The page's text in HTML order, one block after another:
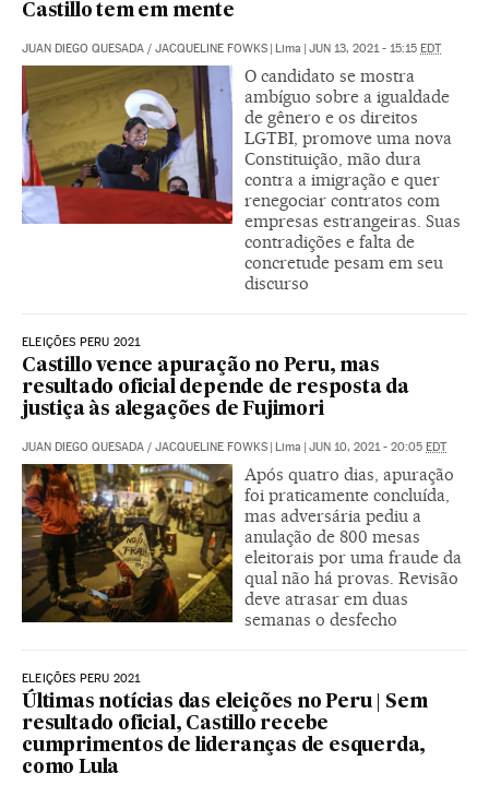
Castillo tem em mente
JUAN DIEGO QUESADA / JACQUELINE FOWKS | Lima | JUN 13, 2021 - 15:15 EDT
O candidato se mostra
ambíguo sobre a igualdade
de gênero e os direitos
LGTBI, promove uma nova
Constituição, mão dura
contra a imigração e quer
renegociar contratos com
empresas estrangeiras. Suas
contradições e falta de
concretude pesam em seu
discurso
ELEIÇÕES PERU 2021
Castillo vence apuração no Peru, mas
resultado oficial depende de resposta da
justiça às alegações de Fujimori
JUAN DIEGO QUESADA / JACQUELINE FOWKS | Lima | JUN 10, 2021 - 20:05 EDT
Após quatro dias, apuração
foi praticamente concluída,
mas adversária pediu a
anulação de 800 mesas
eleitorais por uma fraude da
qual não há provas. Revisão
deve atrasar em duas
semanas o desfecho
ELEIÇÕES PERU 2021
Últimas notícias das eleições no Peru | Sem
resultado oficial, Castillo recebe
cumprimentos de lideranças de esquerda,
como Lula